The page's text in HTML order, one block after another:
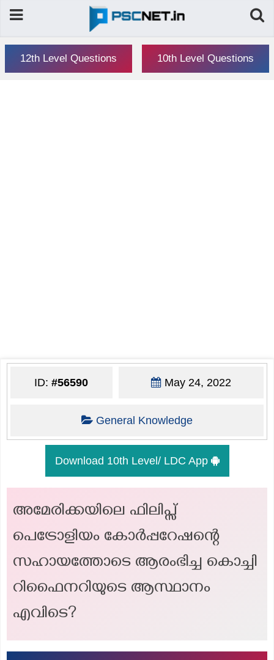
12th Level Questions 10th Level Questions
ID:#56590 May 24, 2022
General Knowledge
Download 10th Level/ LDC App
അമേരിക്കയിലെ ഫിലിപ്സ്
പെട്രോളിയം കോർപ്പറേഷന്റെ
സഹായത്തോടെ ആരംഭിച്ച കൊച്ചി
റിഫൈനറിയുടെ ആസ്ഥാനം
എവിടെ?